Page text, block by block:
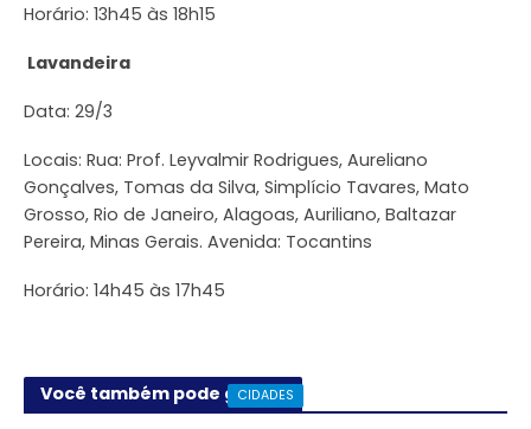
Horário: 13h45 às 18h15
Lavandeira
Data: 29/3
Locais: Rua: Prof. Leyvalmir Rodrigues, Aureliano
Gonçalves, Tomas da Silva, Simplício Tavares, Mato
Grosso, Rio de Janeiro, Alagoas, Auriliano, Baltazar
Pereira, Minas Gerais. Avenida: Tocantins
Horário: 14h45 às 17h45
Você também pode gostar
CIDADES